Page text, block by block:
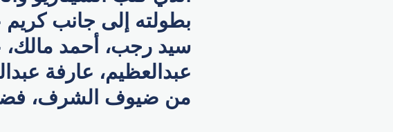
بطولته إلى جانب
سيد رجب، أحمد
عبدالعظيم، عارفة
من ضيوف الشرف،